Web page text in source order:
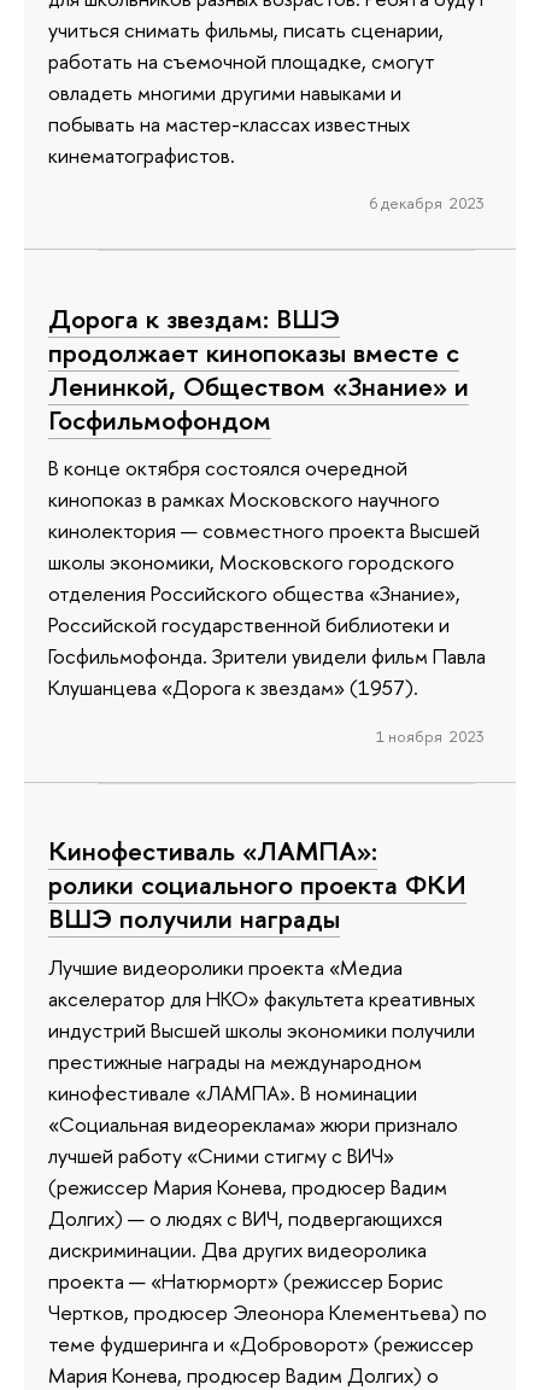
учиться снимать фильмы, писать сценарии,
работать на съемочной площадке, смогут
овладеть многими другими навыками и
побывать на мастер-классах известных
кинематографистов.
6 декабря 2023
Дорога к звездам: ВШЭ
продолжает кинопоказы вместе с
Ленинкой, Обществом «Знание» и
Госфильмофондом
В конце октября состоялся очередной
кинопоказ в рамках Московского научного
кинолектория — совместного проекта Высшей
школы экономики, Московского городского
отделения Российского общества «Знание»,
Российской государственной библиотеки и
Госфильмофонда. Зрители увидели фильм Павла
Клушанцева «Дорога к звездам» (1957).
1 ноября 2023
Кинофестиваль «ЛАМПА»:
ролики социального проекта ФКИ
ВШЭ получили награды
Лучшие видеоролики проекта «Медиа
акселератор для НКО» факультета креативных
индустрий Высшей школы экономики получили
престижные награды на международном
кинофестивале «ЛАМПА». В номинации
«Социальная видеореклама» жюри признало
лучшей работу «Сними стигму с ВИЧ»
(режиссер Мария Конева, продюсер Вадим
Долгих) — о людях с ВИЧ, подвергающихся
дискриминации. Два других видеоролика
проекта — «Натюрморт» (режиссер Борис
Чертков, продюсер Элеонора Клементьева) по
теме фудшеринга и «Доброворот» (режиссер
Мария Конева, продюсер Вадим Долгих) о